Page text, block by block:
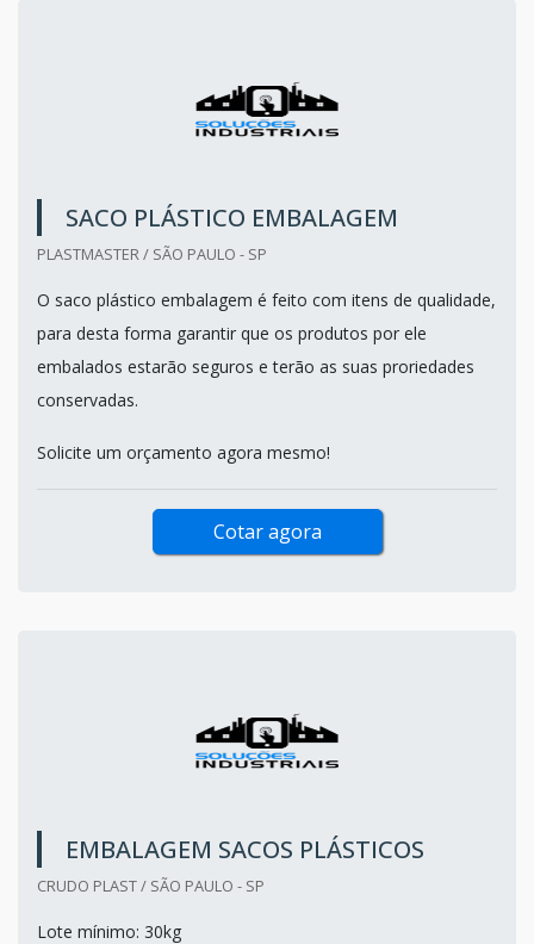
SACO PLÁSTICO EMBALAGEM
PLASTMASTER / SÃO PAULO - SP
O saco plástico embalagem é feito com itens de qualidade,
para desta forma garantir que os produtos por ele
embalados estarão seguros e terão as suas proriedades
conservadas.
Solicite um orçamento agora mesmo!
Cotar agora
EMBALAGEM SACOS PLÁSTICOS
CRUDO PLAST / SÃO PAULO - SP
Lote mínimo: 30kg